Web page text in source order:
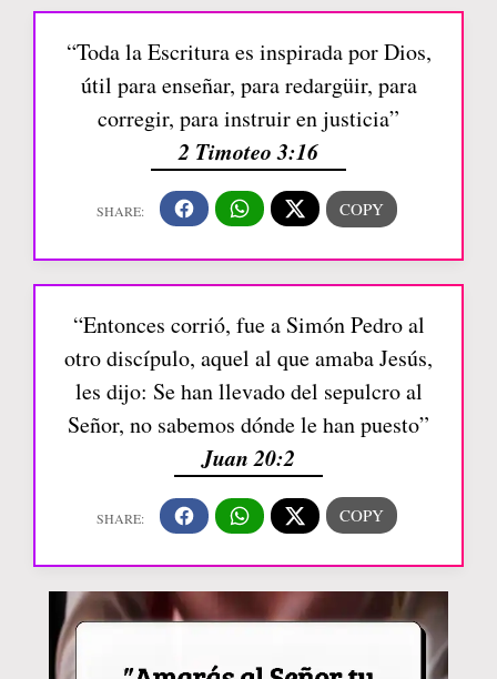
“Toda la Escritura es inspirada por Dios,
útil para enseñar, para redargüir, para
corregir, para instruir en justicia”
2 Timoteo 3:16
“Entonces corrió, fue a Simón Pedro al
otro discípulo, aquel al que amaba Jesús,
les dijo: Se han llevado del sepulcro al
Señor, no sabemos dónde le han puesto”
Juan 20:2